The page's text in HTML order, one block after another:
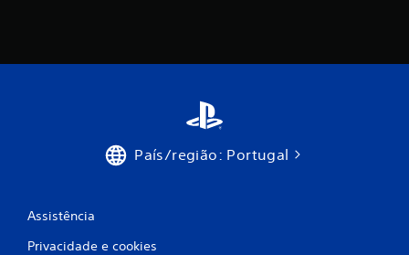
País/região: Portugal
Assistência
Privacidade e cookies